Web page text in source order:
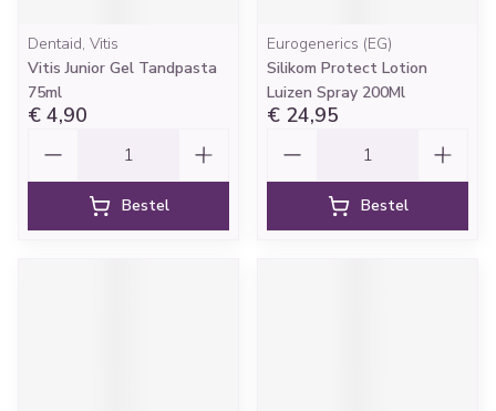
Dentaid, Vitis
Vitis Junior Gel Tandpasta
75ml
€ 4,90
Bestel
Eurogenerics (EG)
Silikom Protect Lotion
Luizen Spray 200Ml
€ 24,95
Bestel